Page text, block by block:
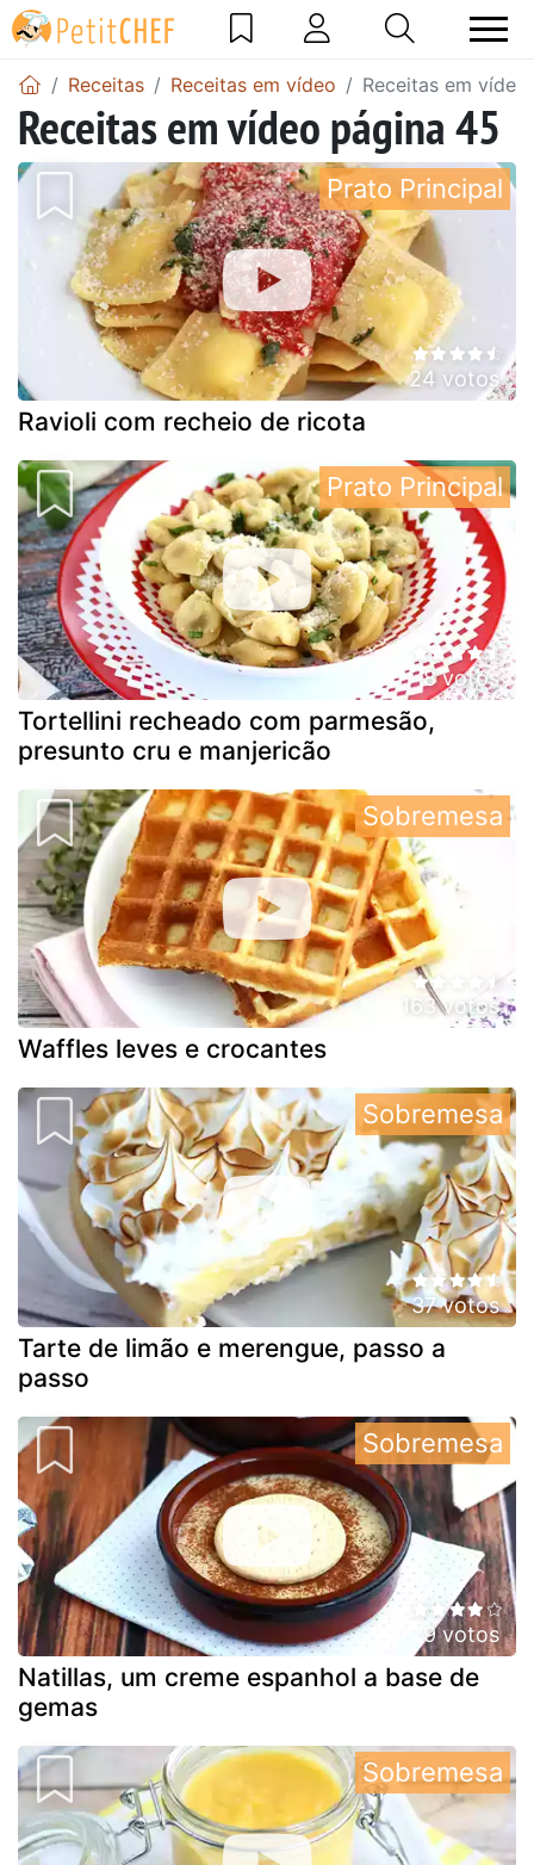
Receitas Receitas em vídeo Receitas em
Receitas em vídeo página 45
24 votos
Ravioli com recheio de ricota
Prato Principal
8 votos
Tortellini recheado com parmesão,
presunto cru e manjericão
Prato Principal
163 votos
Waffles leves e crocantes
Sobremesa
37 votos
Tarte de limão e merengue, passo a
passo
Sobremesa
9 votos
Natillas, um creme espanhol a base de
gemas
Sobremesa
Sobremesa